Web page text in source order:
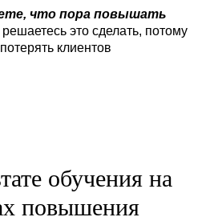
что пора повышать
это сделать, потому
клиентов
обучения на
повышения